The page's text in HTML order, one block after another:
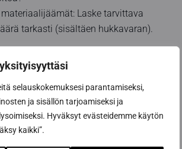
selauskokemuksesi parantamiseksi,
ja sisällön tarjoamiseksi ja
Hyväksyt evästeidemme käytön
kaikki”.
Laske tarvittava
tarkasti (sisältäen hukkavaran).
etukäteen ja vertailemalla eri
saunasi lauteisiin ilman